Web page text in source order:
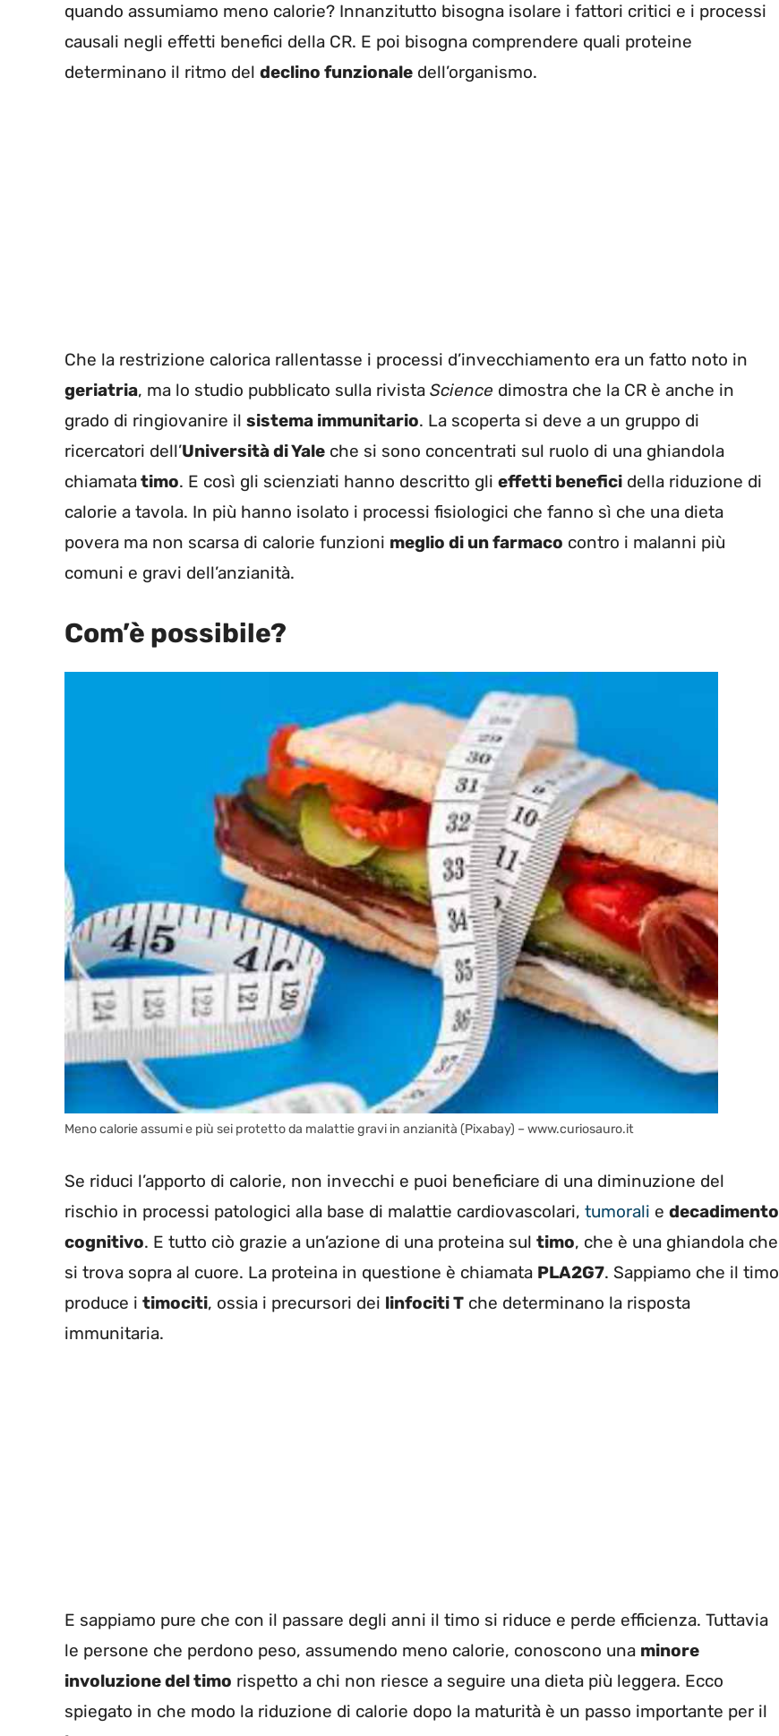
quando assumiamo meno calorie? Innanzitutto bisogna isolare i fattori critici e i processi
causali negli effetti benefici della CR. E poi bisogna comprendere quali proteine
determinano il ritmo del declino funzionale dell’organismo.
Che la restrizione calorica rallentasse i processi d’invecchiamento era un fatto noto in
geriatria, ma lo studio pubblicato sulla rivista Science dimostra che la CR è anche in
grado di ringiovanire il sistema immunitario. La scoperta si deve a un gruppo di
ricercatori dell’Università di Yale che si sono concentrati sul ruolo di una ghiandola
chiamatatimo. E così gli scienziati hanno descritto gli effetti benefici della riduzione di
calorie a tavola. In più hanno isolato i processi fisiologici che fanno sì che una dieta
povera ma non scarsa di calorie funzioni meglio di un farmaco contro i malanni più
comuni e gravi dell’anzianità.
Com’è possibile?
Meno calorie assumi e più sei protetto da malattie gravi in anzianità (Pixabay) – www.curiosauro.it
Se riduci l’apporto di calorie, non invecchi e puoi beneficiare di una diminuzione del
rischio in processi patologici alla base di malattie cardiovascolari, tumorali e decadimento
cognitivo. E tutto ciò grazie a un’azione di una proteina sul timo, che è una ghiandola che
si trova sopra al cuore. La proteina in questione è chiamata PLA2G7. Sappiamo che il timo
produce i timociti, ossia i precursori dei linfociti T che determinano la risposta
immunitaria.
E sappiamo pure che con il passare degli anni il timo si riduce e perde efficienza. Tuttavia
le persone che perdono peso, assumendo meno calorie, conoscono una minore
involuzione del timo rispetto a chi non riesce a seguire una dieta più leggera. Ecco
spiegato in che modo la riduzione di calorie dopo la maturità è un passo importante per il